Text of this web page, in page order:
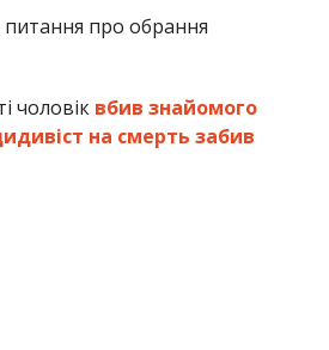
про обрання
чоловік вбив знайомого
на смерть забив